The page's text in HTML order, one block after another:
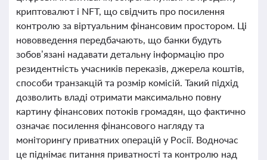
криптовалют і NFT, що свідчить про посилення
контролю за віртуальним фінансовим простором. Ці
нововведення передбачають, що банки будуть
зобов’язані надавати детальну інформацію про
резидентність учасників переказів, джерела коштів,
способи транзакцій та розмір комісій. Такий підхід
дозволить владі отримати максимально повну
картину фінансових потоків громадян, що фактично
означає посилення фінансового нагляду та
моніторингу приватних операцій у Росії. Водночас
це піднімає питання приватності та контролю над